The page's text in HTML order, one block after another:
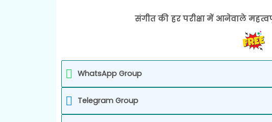
संगीत की हर परीक्षा में आनेवाले
WhatsApp Group
Telegram Group